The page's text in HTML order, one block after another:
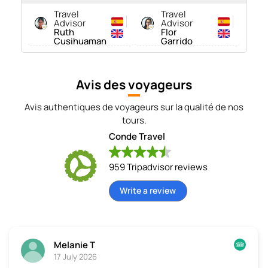
Travel
Advisor
Ruth
Cusihuaman
Travel
Advisor
Flor
Garrido
Avis des voyageurs
Avis authentiques de voyageurs sur la qualité de nos
tours.
Conde Travel
959 Tripadvisor reviews
Write a review
Melanie T
17 July 2026